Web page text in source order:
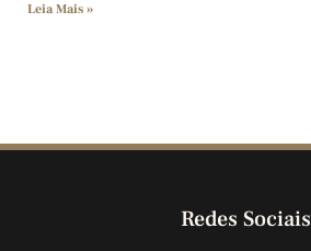
Leia Mais »
Redes Sociais